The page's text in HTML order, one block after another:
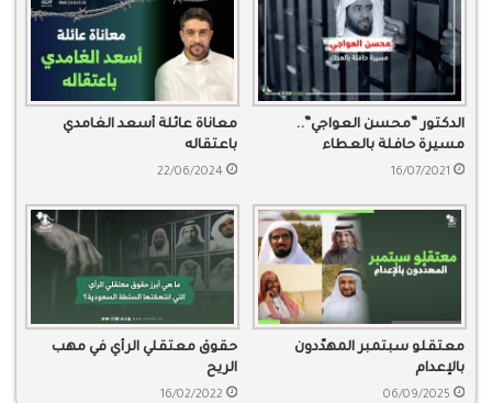
الدكتور ”محسن العواجي”..
مسيرة حافلة بالعطاء
16/07/2021
معاناة عائلة أسعد الغامدي
باعتقاله
22/06/2024
معتقلو سبتمبر المهدَّدون
بالإعدام
06/09/2025
حقوق معتقلي الرأي في مهب
الريح
16/02/2022